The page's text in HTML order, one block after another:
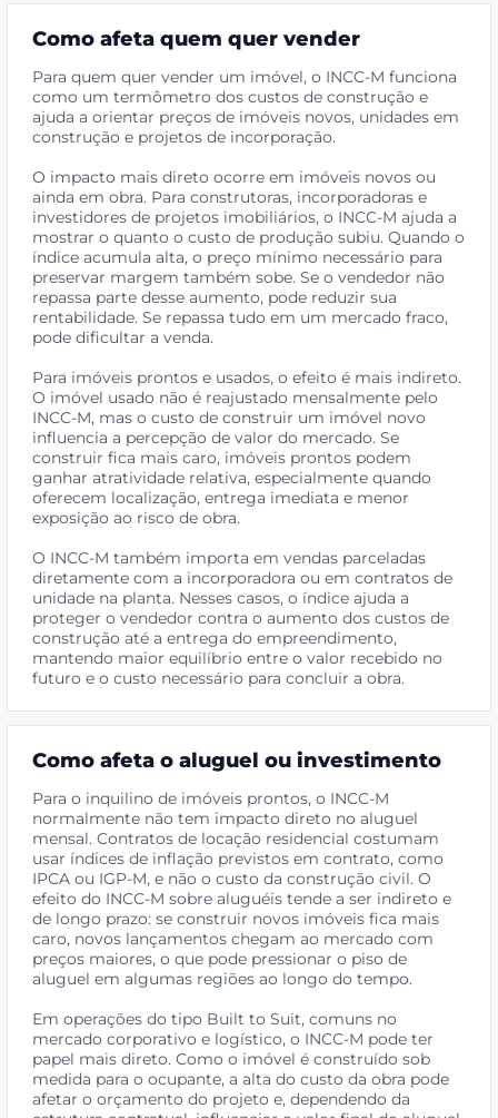
Como afeta quem quer vender
Para quem quer vender um imóvel, o INCC-M funciona
como um termômetro dos custos de construção e
ajuda a orientar preços de imóveis novos, unidades em
construção e projetos de incorporação.
O impacto mais direto ocorre em imóveis novos ou
ainda em obra. Para construtoras, incorporadoras e
investidores de projetos imobiliários, o INCC-M ajuda a
mostrar o quanto o custo de produção subiu. Quando o
índice acumula alta, o preço mínimo necessário para
preservar margem também sobe. Se o vendedor não
repassa parte desse aumento, pode reduzir sua
rentabilidade. Se repassa tudo em um mercado fraco,
pode dificultar a venda.
Para imóveis prontos e usados, o efeito é mais indireto.
O imóvel usado não é reajustado mensalmente pelo
INCC-M, mas o custo de construir um imóvel novo
influencia a percepção de valor do mercado. Se
construir fica mais caro, imóveis prontos podem
ganhar atratividade relativa, especialmente quando
oferecem localização, entrega imediata e menor
exposição ao risco de obra.
O INCC-M também importa em vendas parceladas
diretamente com a incorporadora ou em contratos de
unidade na planta. Nesses casos, o índice ajuda a
proteger o vendedor contra o aumento dos custos de
construção até a entrega do empreendimento,
mantendo maior equilíbrio entre o valor recebido no
futuro e o custo necessário para concluir a obra.
Como afeta o aluguel ou investimento
Para o inquilino de imóveis prontos, o INCC-M
normalmente não tem impacto direto no aluguel
mensal. Contratos de locação residencial costumam
usar índices de inflação previstos em contrato, como
IPCA ou IGP-M, e não o custo da construção civil. O
efeito do INCC-M sobre aluguéis tende a ser indireto e
de longo prazo: se construir novos imóveis fica mais
caro, novos lançamentos chegam ao mercado com
preços maiores, o que pode pressionar o piso de
aluguel em algumas regiões ao longo do tempo.
Em operações do tipo Built to Suit, comuns no
mercado corporativo e logístico, o INCC-M pode ter
papel mais direto. Como o imóvel é construído sob
medida para o ocupante, a alta do custo da obra pode
afetar o orçamento do projeto e, dependendo da